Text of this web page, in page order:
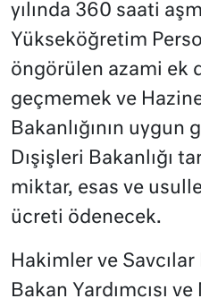
yılında 360 saati
Yükseköğretim
öngörülen azami ek
geçmemek ve
Bakanlığının uygun
Dışişleri Bakanlığı
miktar, esas ve
ücreti ödenecek.
Hakimler ve
Bakan Yardımcısı